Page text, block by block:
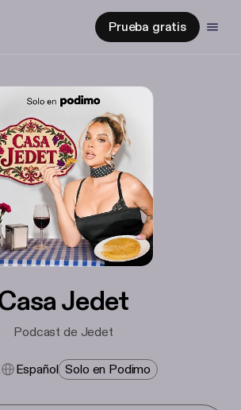
Prueba gratis
Jedet
Podcast de Jedet
Español Solo en Podimo